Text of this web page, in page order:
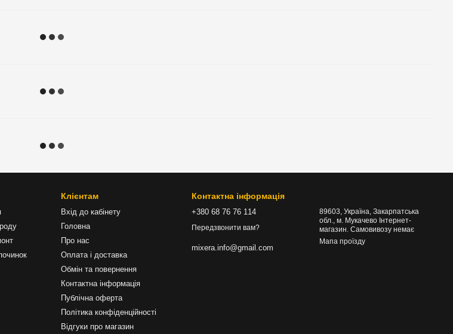
Клієнтам
Вхід до кабінету
Головна
Про нас
Оплата і доставка
Обмін та повернення
Контактна інформація
Публічна оферта
Політика конфіденційності
Відгуки про магазин
Контактна інформація
+380 68 76 76 114
Передзвонити вам?
mixera.info@gmail.com
89603, Україна, Закарпатська
обл., м. Мукачево Інтернет-
магазин. Самовивозу немає
Мапа проїзду